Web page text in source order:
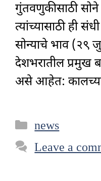
गुंतवणुकीसाठी
त्यांच्यासाठी ही
सोन्याचे भाव
देशभरातील प्रमुख
असे आहेत:
Categories
news
Leave a